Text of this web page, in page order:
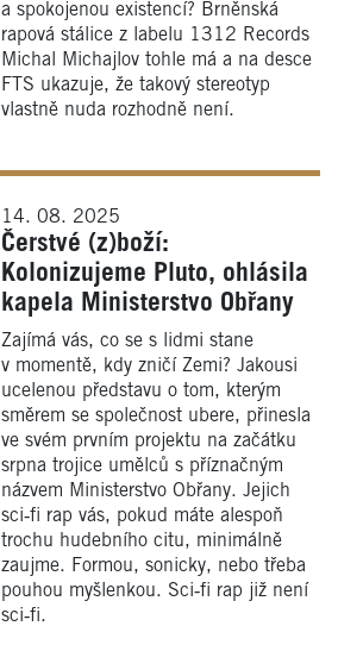
a spokojenou existencí? Brněnská
rapová stálice z labelu 1312 Records
Michal Michajlov tohle má a na desce
FTS ukazuje, že takový stereotyp
vlastně nuda rozhodně není.
14. 08. 2025
Čerstvé (z)boží:
Kolonizujeme Pluto, ohlásila
kapela Ministerstvo Obřany
Zajímá vás, co se s lidmi stane
v momentě, kdy zničí Zemi? Jakousi
ucelenou představu o tom, kterým
směrem se společnost ubere, přinesla
ve svém prvním projektu na začátku
srpna trojice umělců s příznačným
názvem Ministerstvo Obřany. Jejich
sci‑fi rap vás, pokud máte alespoň
trochu hudebního citu, minimálně
zaujme. Formou, sonicky, nebo třeba
pouhou myšlenkou. Sci‑fi rap již není
sci‑fi.